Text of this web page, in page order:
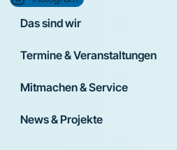
Das sind wir
Termine & Veranstaltungen
Mitmachen & Service
News & Projekte